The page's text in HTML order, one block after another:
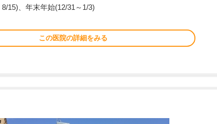
15)、年末年始(12/31～1/3)
この医院の詳細をみる